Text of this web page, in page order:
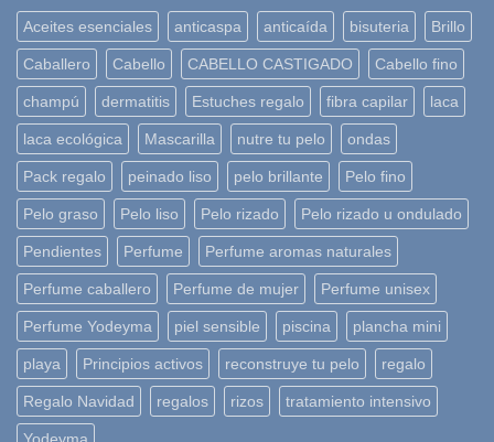
Aceites esenciales anticaspa anticaída bisuteria Brillo
Caballero Cabello CABELLO CASTIGADO Cabello fino
champú dermatitis Estuches regalo fibra capilar laca
laca ecológica Mascarilla nutre tu pelo ondas
Pack regalo peinado liso pelo brillante Pelo fino
Pelo graso Pelo liso Pelo rizado Pelo rizado u ondulado
Pendientes Perfume Perfume aromas naturales
Perfume caballero Perfume de mujer Perfume unisex
Perfume Yodeyma piel sensible piscina plancha mini
playa Principios activos reconstruye tu pelo regalo
Regalo Navidad regalos rizos tratamiento intensivo